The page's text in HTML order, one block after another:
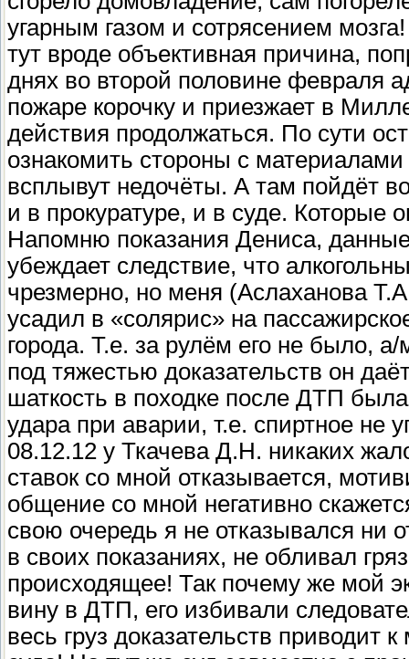
угарным газом и сотрясением
тут вроде объективная причина,
днях во второй половине февраля
пожаре корочку и приезжает в
действия продолжаться. По сути
ознакомить стороны с
всплывут недочёты. А там пойдёт
и в прокуратуре, и в суде. Которые
Напомню показания Дениса,
убеждает следствие, что
чрезмерно, но меня (Аслаханова
усадил в «солярис» на
города. Т.е. за рулём его не было,
под тяжестью доказательств он
шаткость в походке после ДТП
удара при аварии, т.е. спиртное не
08.12.12 у Ткачева Д.Н. никаких
ставок со мной отказывается,
общение со мной негативно
свою очередь я не отказывался ни
в своих показаниях, не обливал
происходящее! Так почему же мой
вину в ДТП, его избивали
весь груз доказательств приводит